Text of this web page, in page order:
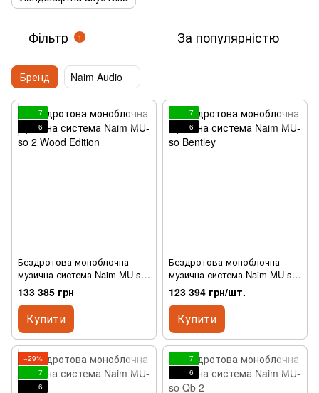
Фільтр 1 За популярністю
Бренд Naim Audio
7
6
Бездротова моноблочна
музична система Naim MU-so
2 Wood Edition
133 385 грн
Купити
7
6
Бездротова моноблочна
музична система Naim MU-so
Bentley
123 394 грн/шт.
Купити
−29%
7
6
7
6